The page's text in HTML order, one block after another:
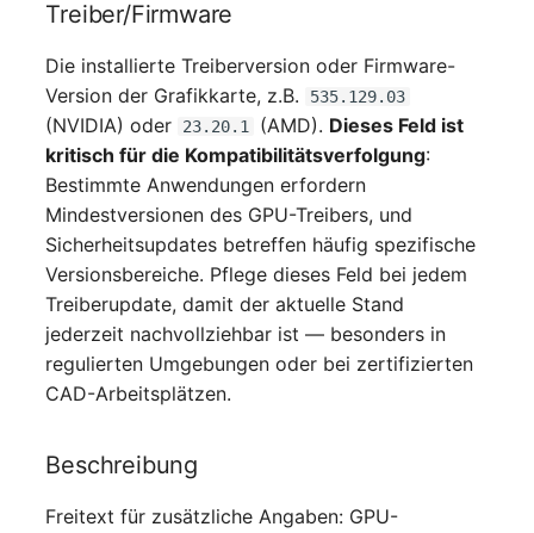
Server
Service
SIM-Karte
Speichersystem
Stacking
Stadt
Steckdosenleiste
Treiber/Firmware
Die installierte Treiberversion oder Firmware-
Version der Grafikkarte, z.B.
535.129.03
(NVIDIA) oder 23.20.1 (AMD). Dieses Feld ist
kritisch für die Kompatibilitätsverfolgung:
Bestimmte Anwendungen erfordern
Mindestversionen des GPU-Treibers, und
Sicherheitsupdates betreffen häufig spezifische
Versionsbereiche. Pflege dieses Feld bei jedem
Treiberupdate, damit der aktuelle Stand
jederzeit nachvollziehbar ist — besonders in
regulierten Umgebungen oder bei zertifizierten
CAD-Arbeitsplätzen.
Beschreibung
Freitext für zusätzliche Angaben: GPU-